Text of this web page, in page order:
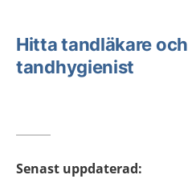
Hitta tandläkare och
tandhygienist
Senast uppdaterad: